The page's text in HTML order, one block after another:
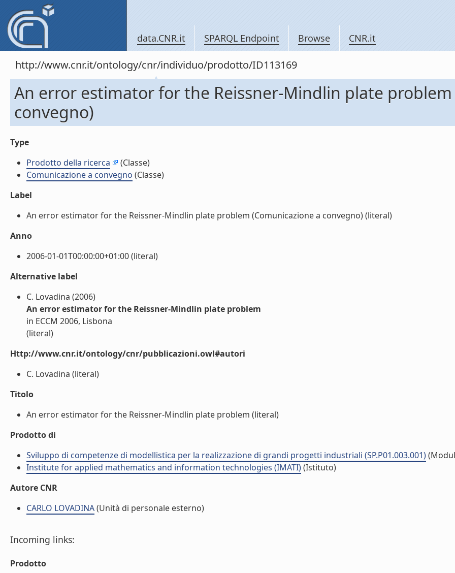
data.CNR.it SPARQL Endpoint Browse CNR.it
http://www.cnr.it/ontology/cnr/individuo/prodotto/ID113169
An error estimator for the Reissner-Mindlin plate problem
convegno)
Type
Prodotto della ricerca
(Classe)
Comunicazione a convegno (Classe)
Label
An error estimator for the Reissner-Mindlin plate problem (Comunicazione a convegno) (literal)
Anno
2006-01-01T00:00:00+01:00 (literal)
Alternative label
C. Lovadina (2006)
An error estimator for the Reissner-Mindlin plate problem
in ECCM 2006, Lisbona
(literal)
Http://www.cnr.it/ontology/cnr/pubblicazioni.owl#autori
C. Lovadina (literal)
Titolo
An error estimator for the Reissner-Mindlin plate problem (literal)
Prodotto di
Sviluppo di competenze di modellistica per la realizzazione di grandi progetti industriali (SP.P01.003.001)
Institute for applied mathematics and information technologies (IMATI)(Istituto)
Autore CNR
CARLO LOVADINA(Unità di personale esterno)
Incoming links:
Prodotto